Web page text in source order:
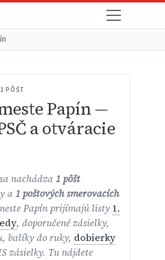
PÔŠT
Papín —
a otváracie
nachádza1 pôšt
a1 poštových smerovacích
Papín prijímajú listy 1.
, doporučené zásielky,
balíky do ruky, dobierky
zásielky. Tu nájdete